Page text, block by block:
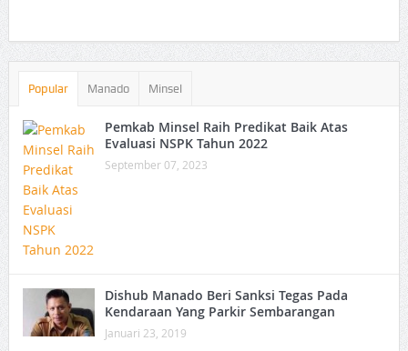
Popular Manado Minsel
Pemkab Minsel Raih Predikat Baik Atas
Evaluasi NSPK Tahun 2022
September 07, 2023
Dishub Manado Beri Sanksi Tegas Pada
Kendaraan Yang Parkir Sembarangan
Januari 23, 2019